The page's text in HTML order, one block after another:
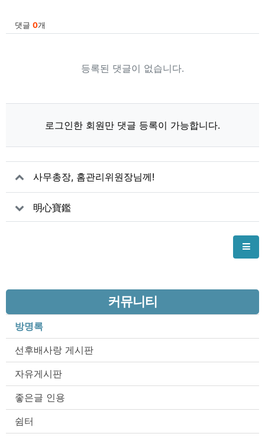
댓글 0개
등록된 댓글이 없습니다.
로그인한 회원만 댓글 등록이 가능합니다.
사무총장, 홈관리위원장님께!
明心寶鑑
커뮤니티
방명록
선후배사랑 게시판
자유게시판
좋은글 인용
쉼터